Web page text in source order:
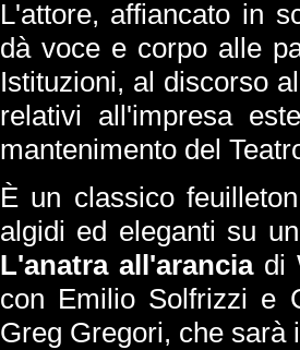
L'attore, affiancato in
dà voce e corpo alle
Istituzioni, al discorso
relativi all'impresa
mantenimento del
È un classico
algidi ed eleganti su
L'anatra all'aranciadi
con Emilio Solfrizzi e
Greg Gregori, che sarà